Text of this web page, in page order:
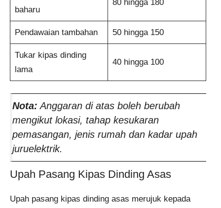
baharu
80 hingga 180
Pendawaian tambahan 50 hingga 150
Tukar kipas dinding
lama
40 hingga 100
Nota: Anggaran di atas boleh berubah
mengikut lokasi, tahap kesukaran
pemasangan, jenis rumah dan kadar upah
juruelektrik.
Upah Pasang Kipas Dinding Asas
Upah pasang kipas dinding asas merujuk kepada